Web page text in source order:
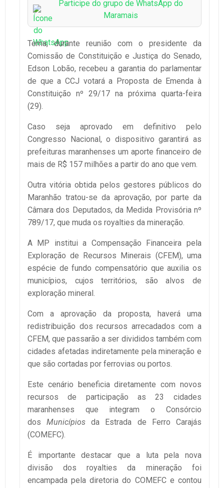
Participe do grupo de WhatsApp do
Maramais
Tema, durante reunião com o presidente da
Comissão de Constituição e Justiça do Senado,
Edson Lobão, recebeu a garantia do parlamentar
de que a CCJ votará a Proposta de Emenda à
Constituição nº 29/17 na próxima quarta-feira
(29).
Caso seja aprovado em definitivo pelo
Congresso Nacional, o dispositivo garantirá as
prefeituras maranhenses um aporte financeiro de
mais de R$ 157 milhões a partir do ano que vem.
Outra vitória obtida pelos gestores públicos do
Maranhão tratou-se da aprovação, por parte da
Câmara dos Deputados, da Medida Provisória nº
789/17, que muda os royalties da mineração.
A MP institui a Compensação Financeira pela
Exploração de Recursos Minerais (CFEM), uma
espécie de fundo compensatório que auxilia os
municípios, cujos territórios, são alvos de
exploração mineral.
Com a aprovação da proposta, haverá uma
redistribuição dos recursos arrecadados com a
CFEM, que passarão a ser divididos também com
cidades afetadas indiretamente pela mineração e
que são cortadas por ferrovias ou portos.
Este cenário beneficia diretamente com novos
recursos de participação as 23 cidades
maranhenses que integram o Consórcio
dosMunicípiosda Estrada de Ferro Carajás
(COMEFC).
É importante destacar que a luta pela nova
divisão dos royalties da mineração foi
encampada pela diretoria do COMEFC e contou